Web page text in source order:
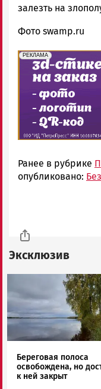
залезть на
Фото swamp.ru
erid: 2SDnjePV7ZG
РЕКЛАМА
Реклама
Ранее в рубрике
опубликовано:
Эксклюзив
Береговая полоса
освобождена, но
к ней закрыт